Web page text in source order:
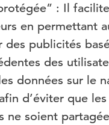
: Il
en permettant
des publicités
des
données sur le
d’éviter que
ne soient